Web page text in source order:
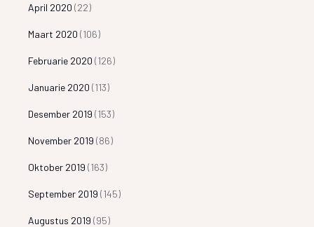
April 2020 (22)
Maart 2020 (106)
Februarie 2020 (126)
Januarie 2020 (113)
Desember 2019 (153)
November 2019 (86)
Oktober 2019 (163)
September 2019 (145)
Augustus 2019 (95)